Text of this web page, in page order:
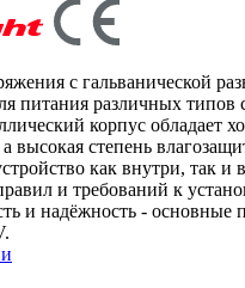
с гальванической
питания различных типов
корпус обладает
высокая степень
как внутри, так
и требований к
и надёжность - основные